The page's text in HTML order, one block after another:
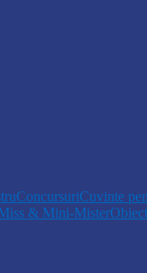
ConcursuriCuvinte
& Mini-Mister